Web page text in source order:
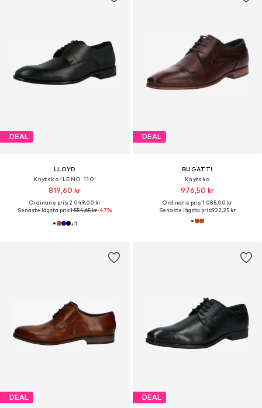
DEAL
LLOYD
Knytsko 'LENO 110'
819,60 kr
Ordinarie pris: 2 049,00 kr
Senaste lägsta pris:1 554,65 kr-47%
+1
DEAL
BUGATTI
Knytsko
976,50 kr
Ordinarie pris: 1 085,00 kr
Senaste lägsta pris:922,25 kr
DEAL DEAL